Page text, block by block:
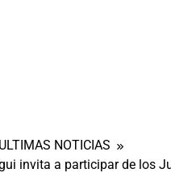
ULTIMAS NOTICIAS
invita a participar de los